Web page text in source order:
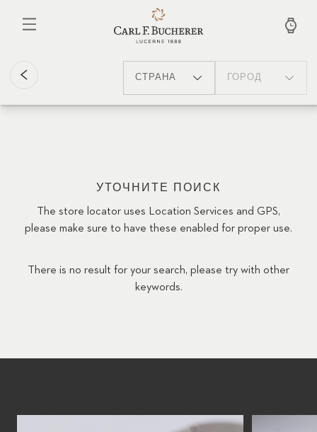
основному
СТРАНА ГОРОД
УТОЧНИТЕ ПОИСК
The store locator uses Location Services and GPS,
please make sure to have these enabled for proper use.
There is no result for your search, please try with other
keywords.